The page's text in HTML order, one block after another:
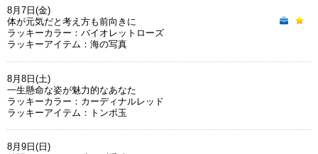
8月7日(金)
体が元気だと考え方も前向きに
ラッキーカラー：バイオレットローズ
ラッキーアイテム：海の写真
8月8日(土)
一生懸命な姿が魅力的なあなた
ラッキーカラー：カーディナルレッド
ラッキーアイテム：トンボ玉
8月9日(日)